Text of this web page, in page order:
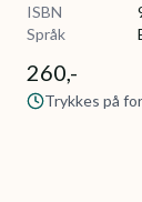
ISBN
Språk
260,-
Trykkes på